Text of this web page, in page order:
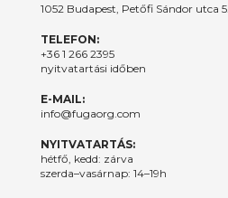
1052 Budapest, Petőfi Sándor utca 5.
TELEFON:
+36 1 266 2395
nyitvatartási időben
E-MAIL:
info@fugaorg.com
NYITVATARTÁS:
hétfő, kedd: zárva
szerda–vasárnap: 14–19h